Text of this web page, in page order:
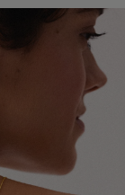
czas
krajów,
dostawy
od
koniec
na trwałość
Pozwoli to
i utraty